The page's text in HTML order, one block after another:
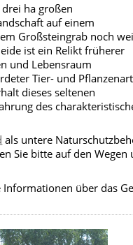
ha großen
auf einem
Großsteingrab noch
ist ein Relikt früherer
und Lebensraum
Tier- und
dieses seltenen
des
als untere
Sie bitte auf den Wegen
über das